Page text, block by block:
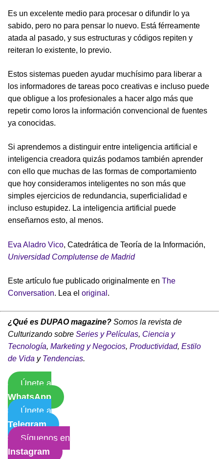
Es un excelente medio para procesar o difundir lo ya
sabido, pero no para pensar lo nuevo. Está férreamente
atada al pasado, y sus estructuras y códigos repiten y
reiteran lo existente, lo previo.
Estos sistemas pueden ayudar muchísimo para liberar a
los informadores de tareas poco creativas e incluso puede
que obligue a los profesionales a hacer algo más que
repetir como loros la información convencional de fuentes
ya conocidas.
Si aprendemos a distinguir entre inteligencia artificial e
inteligencia creadora quizás podamos también aprender
con ello que muchas de las formas de comportamiento
que hoy consideramos inteligentes no son más que
simples ejercicios de redundancia, superficialidad e
incluso estupidez. La inteligencia artificial puede
enseñarnos esto, al menos.
Eva Aladro Vico, Catedrática de Teoría de la Información,
Universidad Complutense de Madrid
Este artículo fue publicado originalmente en The
Conversation. Lea el original .
¿Qué es DUPAO magazine? Somos la revista de
Culturizando sobre Series y Películas, Ciencia y
Tecnología, Marketing y Negocios, Productividad, Estilo
de Vida y Tendencias.
Únete a
WhatsApp
Únete a
Telegram
Síguenos en
Instagram